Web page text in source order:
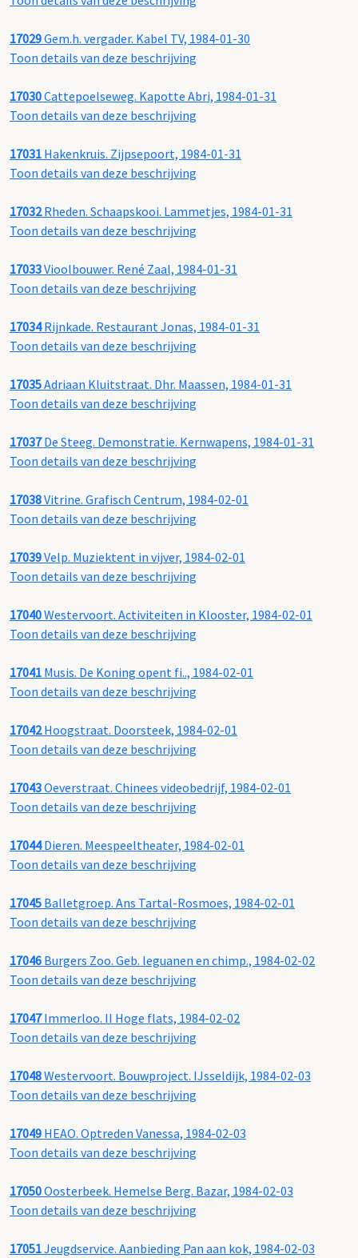
17029Gem.h. vergader. Kabel TV, 1984-01-30
Toon details van deze beschrijving
17030Cattepoelseweg. Kapotte Abri, 1984-01-31
Toon details van deze beschrijving
17031 Hakenkruis. Zijpsepoort, 1984-01-31
Toon details van deze beschrijving
17032Rheden. Schaapskooi. Lammetjes, 1984-01-31
Toon details van deze beschrijving
17033Vioolbouwer. René Zaal, 1984-01-31
Toon details van deze beschrijving
17034Rijnkade. Restaurant Jonas, 1984-01-31
Toon details van deze beschrijving
17035Adriaan Kluitstraat. Dhr. Maassen, 1984-01-31
Toon details van deze beschrijving
17037De Steeg. Demonstratie. Kernwapens, 1984-01-31
Toon details van deze beschrijving
17038Vitrine. Grafisch Centrum, 1984-02-01
Toon details van deze beschrijving
17039Velp. Muziektent in vijver, 1984-02-01
Toon details van deze beschrijving
17040Westervoort. Activiteiten in Klooster, 1984-02-01
Toon details van deze beschrijving
17041 Musis. De Koning opent fi.., 1984-02-01
Toon details van deze beschrijving
17042Hoogstraat. Doorsteek, 1984-02-01
Toon details van deze beschrijving
17043Oeverstraat. Chinees videobedrijf, 1984-02-01
Toon details van deze beschrijving
17044Dieren. Meespeeltheater, 1984-02-01
Toon details van deze beschrijving
17045 Balletgroep. Ans Tartal-Rosmoes, 1984-02-01
Toon details van deze beschrijving
17046 Burgers Zoo. Geb. leguanen en chimp., 1984-02-02
Toon details van deze beschrijving
17047Immerloo. II Hoge flats, 1984-02-02
Toon details van deze beschrijving
17048Westervoort. Bouwproject. IJsseldijk, 1984-02-03
Toon details van deze beschrijving
17049 HEAO. Optreden Vanessa, 1984-02-03
Toon details van deze beschrijving
17050Oosterbeek. Hemelse Berg. Bazar, 1984-02-03
Toon details van deze beschrijving
17051Jeugdservice. Aanbieding Pan aan kok, 1984-02-03